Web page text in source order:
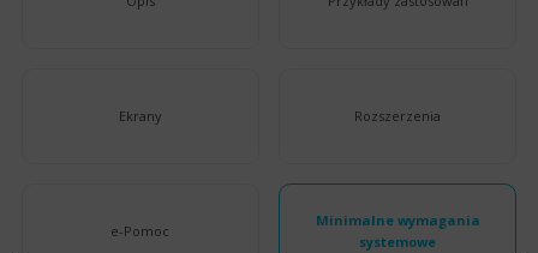
Ekrany Rozszerzenia
e-Pomoc
Minimalne wymagania
systemowe